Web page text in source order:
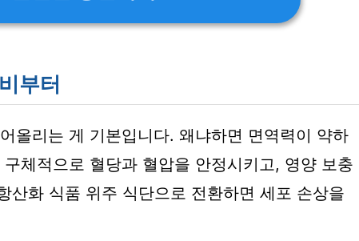
부터
올리는 게 기본입니다. 왜냐하면 면역력이 약하
체적으로 혈당과 혈압을 안정시키고, 영양 보충
산화 식품 위주 식단으로 전환하면 세포 손상을